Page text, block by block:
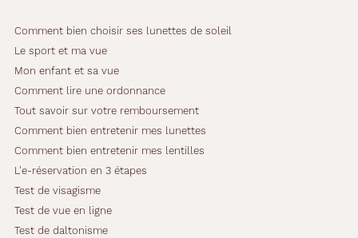
Comment bien choisir ses lunettes de soleil
Le sport et ma vue
Mon enfant et sa vue
Comment lire une ordonnance
Tout savoir sur votre remboursement
Comment bien entretenir mes lunettes
Comment bien entretenir mes lentilles
L'e-réservation en 3 étapes
Test de visagisme
Test de vue en ligne
Test de daltonisme